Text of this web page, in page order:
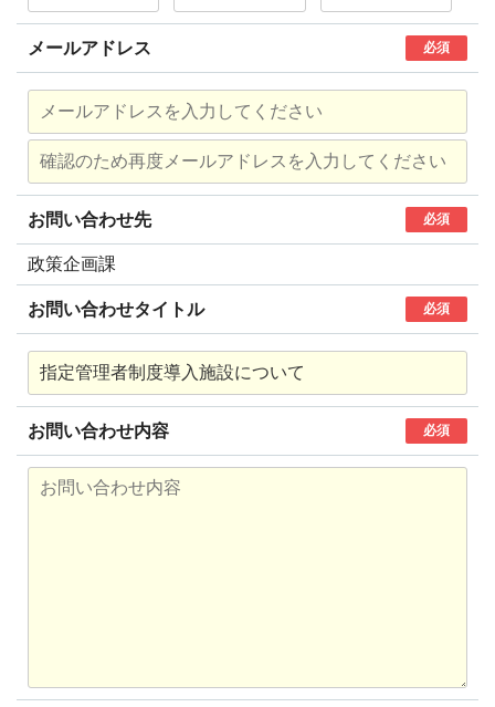
メールアドレス 必須
お問い合わせ先 必須
政策企画課
お問い合わせタイトル 必須
お問い合わせ内容 必須